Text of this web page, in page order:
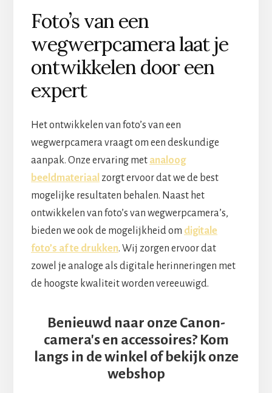
Foto’s van een
wegwerpcamera laat je
ontwikkelen door een
expert
Het ontwikkelen van foto’s van een
wegwerpcamera vraagt om een deskundige
aanpak. Onze ervaring met analoog
beeldmateriaal zorgt ervoor dat we de best
mogelijke resultaten behalen. Naast het
ontwikkelen van foto’s van wegwerpcamera’s,
bieden we ook de mogelijkheid om digitale
foto’s af te drukken. Wij zorgen ervoor dat
zowel je analoge als digitale herinneringen met
de hoogste kwaliteit worden vereeuwigd.
Benieuwd naar onze Canon-
camera's en accessoires? Kom
langs in de winkel of bekijk onze
webshop